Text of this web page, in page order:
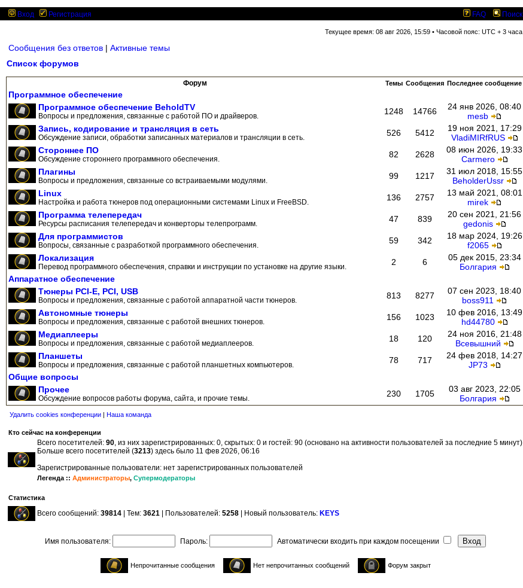
Вход Регистрация FAQ Поиск
Текущее время: 08 авг 2026, 15:59 • Часовой пояс: UTC + 3 часа
Сообщения без ответов | Активные темы
Список форумов
Форум Темы Сообщения Последнее сообщение
Программное обеспечение
Программное обеспечение BeholdTV
Вопросы и предложения, связанные с работой ПО и драйверов. 1248 14766
24 янв 2026, 08:40
mesb
Запись, кодирование и трансляция в сеть
Обсуждение записи, обработки записанных материалов и трансляции в сеть. 526 5412
19 ноя 2021, 17:29
VladiMIRfRUS
Стороннее ПО
Обсуждение стороннего программного обеспечения. 82 2628
08 июн 2026, 19:33
Carmero
Плагины
Вопросы и предложения, связанные со встраиваемыми модулями. 99 1217
31 июл 2018, 15:55
BeholderUssr
Linux
Настройка и работа тюнеров под операционными системами Linux и FreeBSD. 136 2757
13 май 2021, 08:01
mirek
Программа телепередач
Ресурсы расписания телепередач и конверторы телепрограмм. 47 839
20 сен 2021, 21:56
gedonis
Для программистов
Вопросы, связанные с разработкой программного обеспечения. 59 342
18 мар 2024, 19:26
f2065
Локализация
Перевод программного обеспечения, справки и инструкции по установке на другие языки. 2 6
05 дек 2015, 23:34
Болгария
Аппаратное обеспечение
Тюнеры PCI-E, PCI, USB
Вопросы и предложения, связанные с работой аппаратной части тюнеров. 813 8277
07 сен 2023, 18:40
boss911
Автономные тюнеры
Вопросы и предложения, связанные с работой внешних тюнеров. 156 1023
10 фев 2016, 13:49
hd44780
Медиаплееры
Вопросы и предложения, связанные с работой медиаплееров. 18 120
24 ноя 2016, 21:48
Всевышний
Планшеты
Вопросы и предложения, связанные с работой планшетных компьютеров. 78 717
24 фев 2018, 14:27
JP73
Общие вопросы
Прочее
Обсуждение вопросов работы форума, сайта, и прочие темы. 230 1705
03 авг 2023, 22:05
Болгария
Удалить cookies конференции | Наша команда
Кто сейчас на конференции
Всего посетителей: 90, из них зарегистрированных: 0, скрытых: 0 и гостей: 90 (основано на активности пользователей за последние 5 минут)
Больше всего посетителей (3213) здесь было 11 фев 2026, 06:16
Зарегистрированные пользователи: нет зарегистрированных пользователей
Легенда :: Администраторы, Супермодераторы
Статистика
Всего сообщений: 39814 | Тем: 3621 | Пользователей: 5258 | Новый пользователь: KEYS
Имя пользователя: Пароль: Автоматически входить при каждом посещении
Непрочитанные сообщения Нет непрочитанных сообщений Форум закрыт